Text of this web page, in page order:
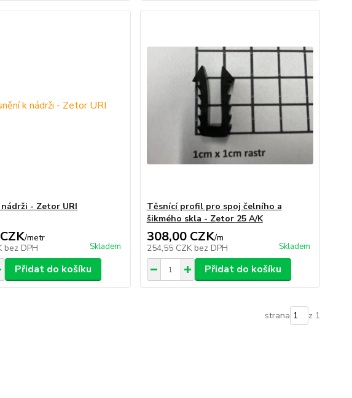
- Zetor URI
/metr
bez DPH Skladem
Přidat do košíku
Těsnící profil pro spoj čelního a
šikmého skla - Zetor 25 A/K
308,00 CZK/m
254,55 CZK bez DPH Skladem
Přidat do košíku
strana z 1